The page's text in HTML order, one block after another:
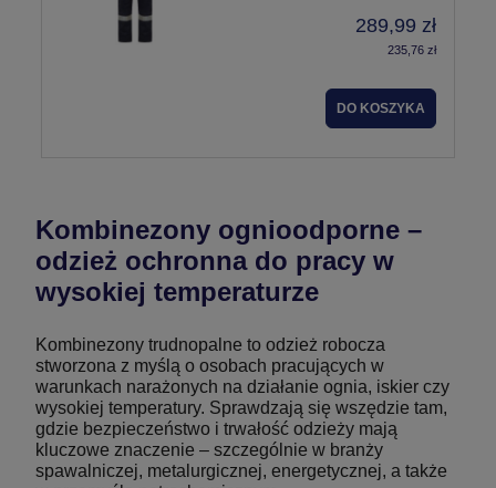
289,99 zł
235,76 zł
DO KOSZYKA
Kombinezony ognioodporne –
odzież ochronna do pracy w
wysokiej temperaturze
Kombinezony trudnopalne to odzież robocza
stworzona z myślą o osobach pracujących w
warunkach narażonych na działanie ognia, iskier czy
wysokiej temperatury. Sprawdzają się wszędzie tam,
gdzie bezpieczeństwo i trwałość odzieży mają
kluczowe znaczenie – szczególnie w branży
spawalniczej, metalurgicznej, energetycznej, a także